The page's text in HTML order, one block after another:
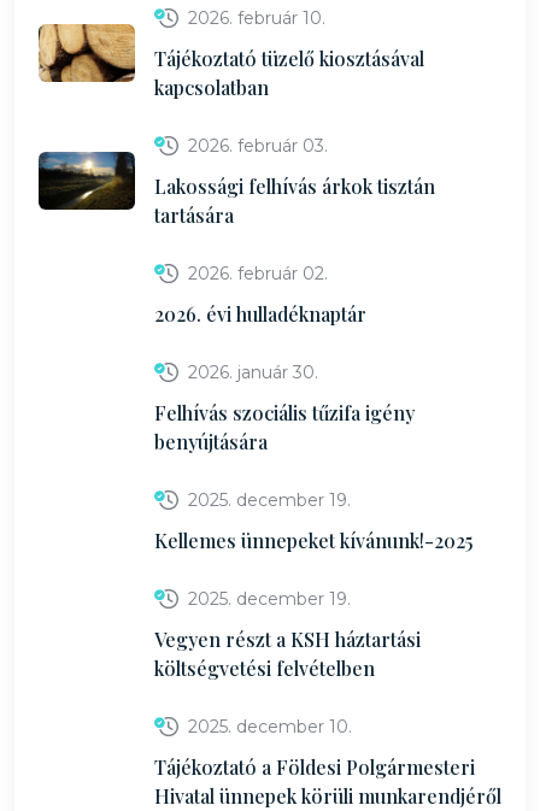
2026. február 10.
Tájékoztató tüzelő kiosztásával
kapcsolatban
2026. február 03.
Lakossági felhívás árkok tisztán
tartására
2026. február 02.
2026. évi hulladéknaptár
2026. január 30.
Felhívás szociális tűzifa igény
benyújtására
2025. december 19.
Kellemes ünnepeket kívánunk!-2025
2025. december 19.
Vegyen részt a KSH háztartási
költségvetési felvételben
2025. december 10.
Tájékoztató a Földesi Polgármesteri
Hivatal ünnepek körüli munkarendjéről